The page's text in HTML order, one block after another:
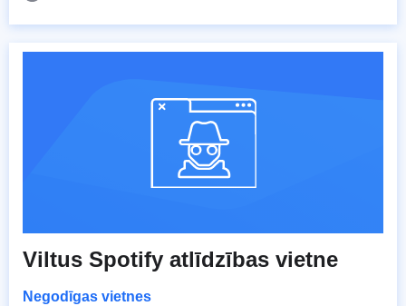
Viltus Spotify atlīdzības vietne
Negodīgas vietnes